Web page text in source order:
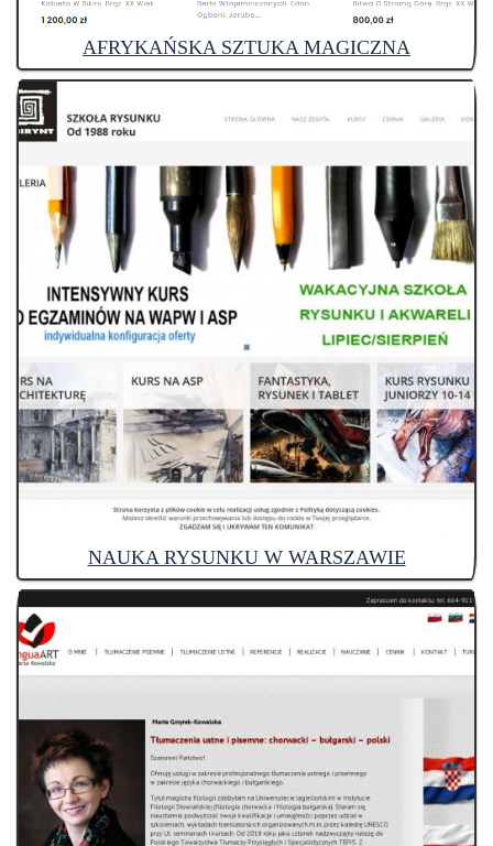
AFRYKAŃSKA SZTUKA MAGICZNA
NAUKA RYSUNKU W WARSZAWIE